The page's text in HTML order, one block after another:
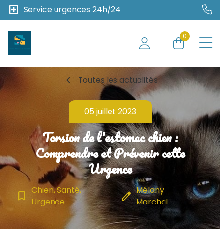
local_hospital Service urgences 24h/24
0
chevron_left Toutes les actualités
05 juillet 2023
Torsion de l'estomac chien :
Comprendre et Prévenir cette
Urgence
bookmark_border Chien, Santé,
Urgence
edit Mélany
Marchal